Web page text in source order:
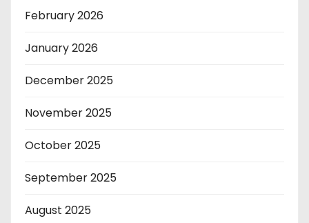
February 2026
January 2026
December 2025
November 2025
October 2025
September 2025
August 2025